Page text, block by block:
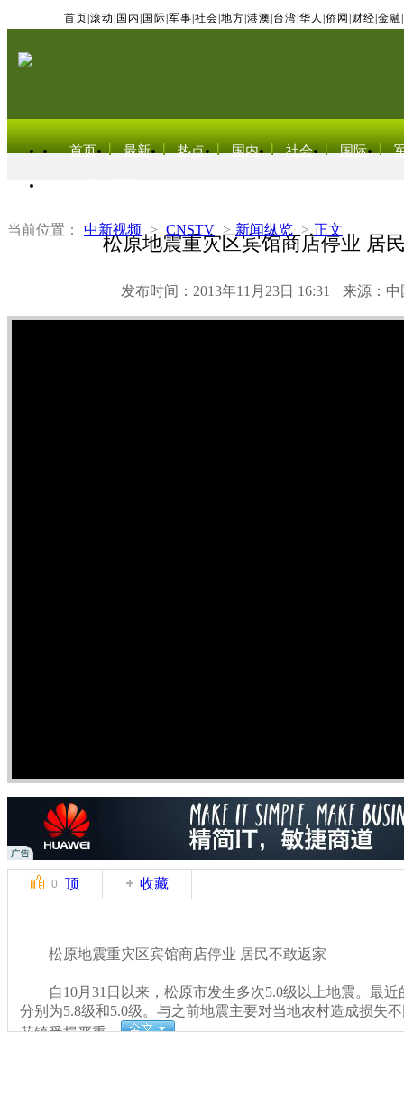
首页 滚动 国内 国际 军事 社会 地方 港澳 台湾 华人 侨网 财经 金融
首页 最新 热点 国内 社会 国际
当前位置： 中新视频 > CNSTV > 新闻纵览 > 正文
松原地震重灾区宾馆商店停业 居
发布时间：2013年11月23日 16:31 来源：中
0 顶 收藏
松原地震重灾区宾馆商店停业 居民不敢返家
自10月31日以来，松原市发生多次5.0级以上地震。最近
分别为5.8级和5.0级。与之前地震主要对当地农村造成损失
花镇受损严重。